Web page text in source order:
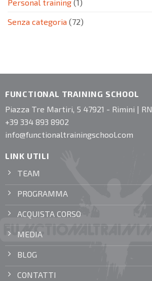
Personal training (1)
Senza categoria (72)
FUNCTIONAL TRAINING SCHOOL
Piazza Tre Martiri, 5 47921 - Rimini | RN
+39 334 893 8902
info@functionaltrainingschool.com
LINK UTILI
TEAM
PROGRAMMA
ACQUISTA CORSO
MEDIA
BLOG
CONTATTI